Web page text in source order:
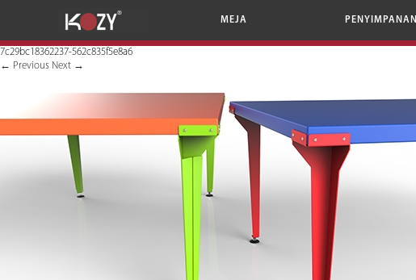
MEJA PENYIMPANAN
7c29bc18362237-562c835f5e8a6
← Previous Next →